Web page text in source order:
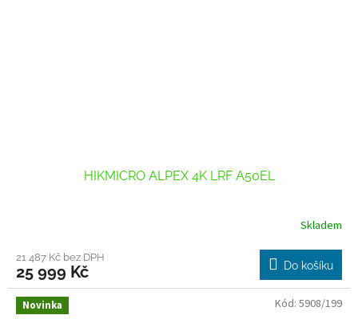
HIKMICRO ALPEX 4K LRF A50EL
Skladem
21 487 Kč bez DPH
25 999 Kč Do košíku
Novinka Kód: 5908/199